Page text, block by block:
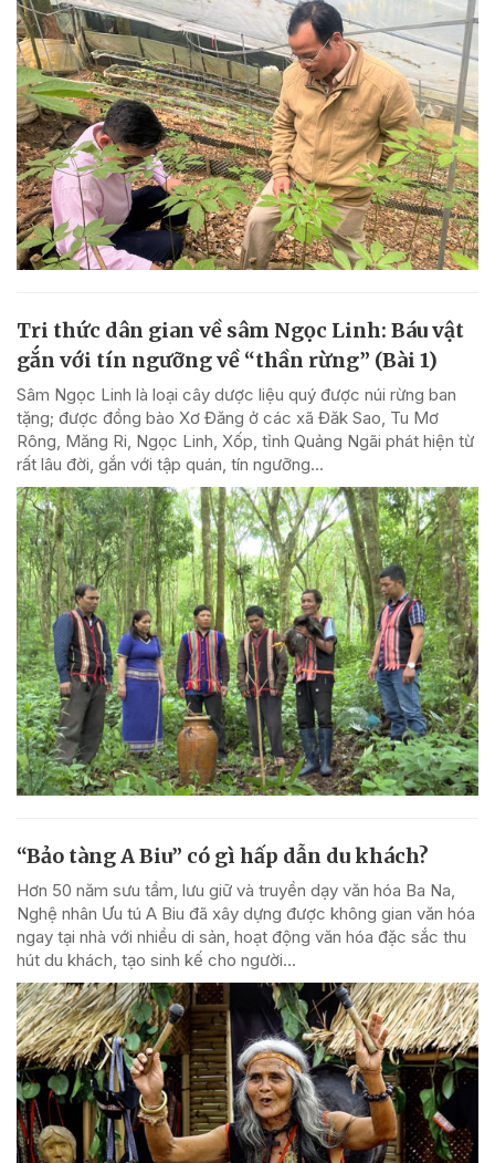
Tri thức dân gian về sâm Ngọc Linh: Báu vật
gắn với tín ngưỡng về “thần rừng” (Bài 1)
Sâm Ngọc Linh là loại cây dược liệu quý được núi rừng ban
tặng; được đồng bào Xơ Đăng ở các xã Đăk Sao, Tu Mơ
Rông, Măng Ri, Ngọc Linh, Xốp, tỉnh Quảng Ngãi phát hiện từ
rất lâu đời, gắn với tập quán, tín ngưỡng...
“Bảo tàng A Biu” có gì hấp dẫn du khách?
Hơn 50 năm sưu tầm, lưu giữ và truyền dạy văn hóa Ba Na,
Nghệ nhân Ưu tú A Biu đã xây dựng được không gian văn hóa
ngay tại nhà với nhiều di sản, hoạt động văn hóa đặc sắc thu
hút du khách, tạo sinh kế cho người...